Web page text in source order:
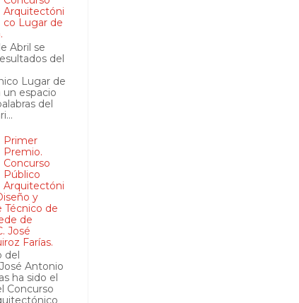
Arquitectóni
co Lugar de
Abril se
del
Lugar de
un espacio
del
Primer
Premio.
Concurso
Público
Arquitectóni
y
Técnico de
de
José
Farías.
del
Antonio
ha sido el
Concurso